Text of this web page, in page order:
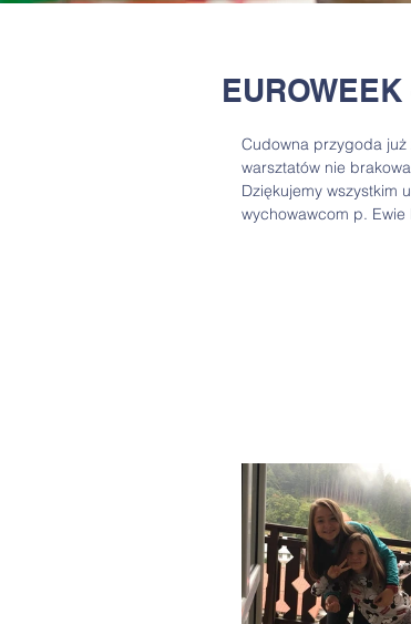
Cudowna przygoda
warsztatów nie
Dziękujemy wszystkim
wychowawcom p. Ewie